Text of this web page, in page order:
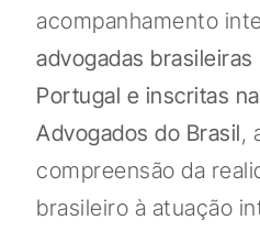
acompanhamento
advogadas
Portugal e inscritas
Advogados do Brasil,
compreensão da
brasileiro à atuação